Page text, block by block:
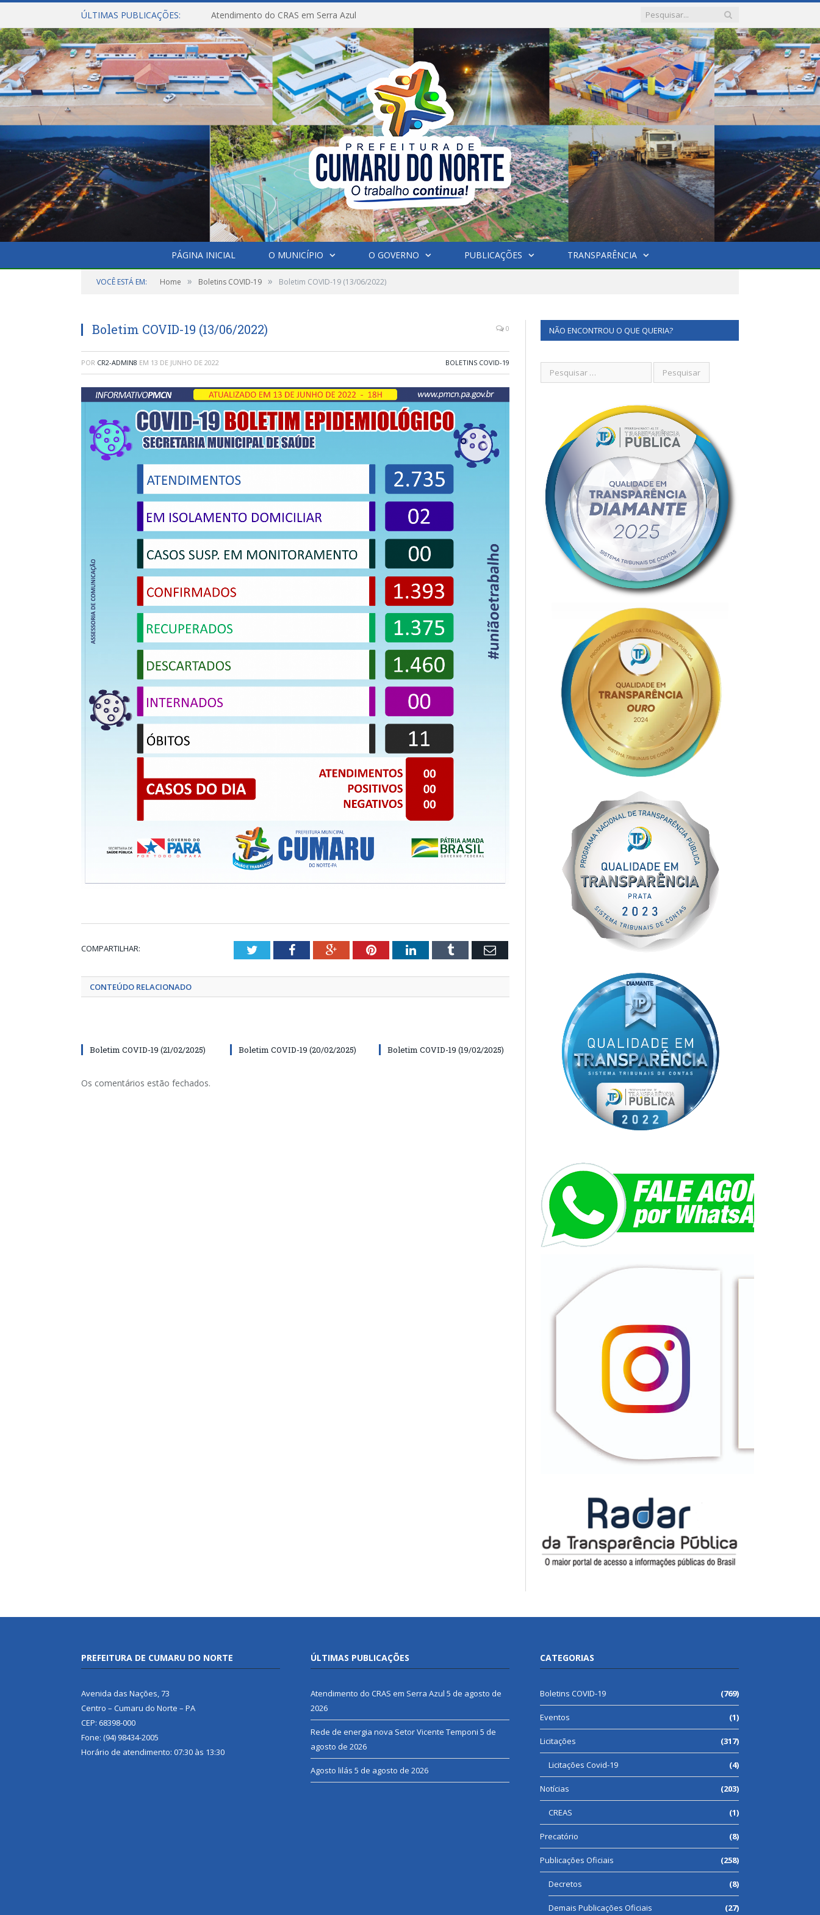
ÚLTIMAS PUBLICAÇÕES: Atendimento do CRAS em Serra Azul
PÁGINA INICIAL O MUNICÍPIO O GOVERNO PUBLICAÇÕES TRANSPARÊNCIA
VOCÊ ESTÁ EM: Home » Boletins COVID-19 » Boletim COVID-19 (13/06/2022)
Boletim COVID-19 (13/06/2022) 0
POR CR2-ADMIN8 EM 13 DE JUNHO DE 2022 BOLETINS COVID-19
COMPARTILHAR: TwitterFacebookGoogle+PinterestLinkedInTumblr Email
CONTEÚDO RELACIONADO
Boletim COVID-19 (21/02/2025) Boletim COVID-19 (20/02/2025) Boletim COVID-19 (19/02/2025)
Os comentários estão fechados.
NÃO ENCONTROU O QUE QUERIA?
PREFEITURA DE CUMARU DO NORTE
Avenida das Nações, 73
Centro – Cumaru do Norte – PA
CEP: 68398-000
Fone: (94) 98434-2005
Horário de atendimento: 07:30 às 13:30
ÚLTIMAS PUBLICAÇÕES
Atendimento do CRAS em Serra Azul 5 de agosto de
2026
Rede de energia nova Setor Vicente Temponi 5 de
agosto de 2026
Agosto lilás 5 de agosto de 2026
CATEGORIAS
Boletins COVID-19 (769)
Eventos (1)
Licitações (317)
Licitações Covid-19 (4)
Notícias (203)
CREAS (1)
Precatório (8)
Publicações Oficiais (258)
Decretos (8)
Demais Publicações Oficiais (27)